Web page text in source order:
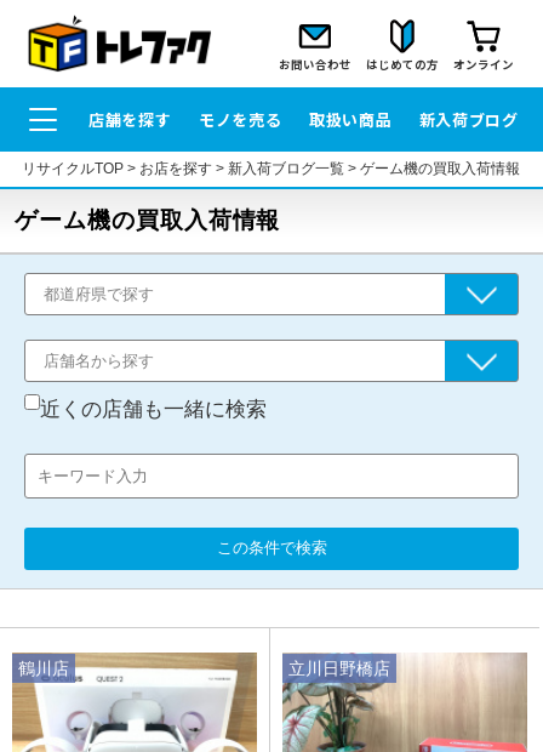
お問い合わせ はじめての方 オンライン
店舗を探す モノを売る 取扱い商品 新入荷ブログ
リサイクルTOP> お店を探す> 新入荷ブログ一覧> ゲーム機の買取入荷情報
ゲーム機の買取入荷情報
近くの店舗も一緒に検索
この条件で検索
鶴川店 立川日野橋店